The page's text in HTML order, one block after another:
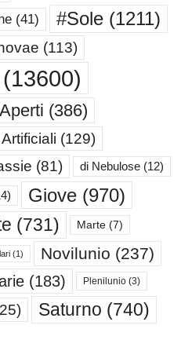
(41) #Sole (1211)
(113)
(13600)
Aperti (386)
Artificiali (129)
(81) di Nebulose (12)
Giove (970)
(731) Marte (7)
(1) Novilunio (237)
(183) Plenilunio (3)
Saturno (740)